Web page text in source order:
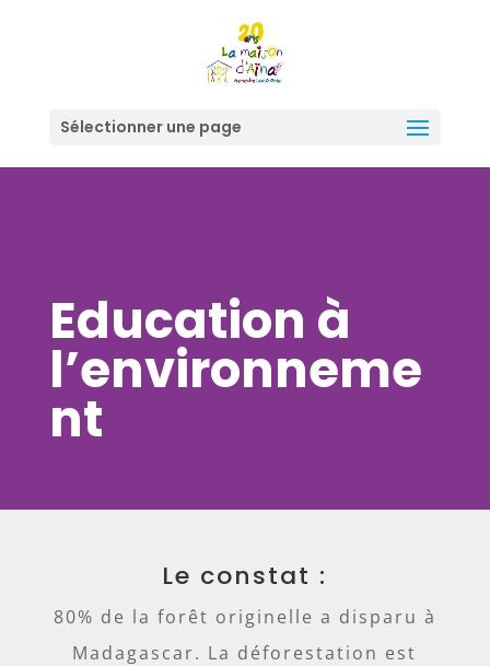
Sélectionner une page
Education à
l’environneme
nt
Le constat :
80% de la forêt originelle a disparu à
Madagascar. La déforestation est